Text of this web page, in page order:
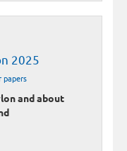
2025
papers
and about